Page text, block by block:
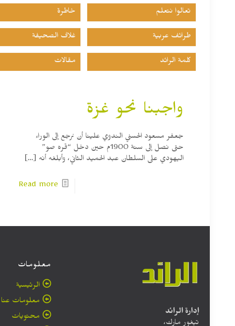
تعالوا نتعلم خاطرة
طرائف عربية غلاف الصحيفة
كلمة الرائد مقالات
واجبنا نحو غزة
جعفر مسعود الحسني الندوي علينا أن نرجع إلى الوراء
حتى نصل إلى سنة 1900م حين دخل “قره صو”
اليهودي على السلطان عبد الحميد الثاني، وأبلغه أنه […]
Read more
إدارة الرائد
تيغور مارك،
معلومات
الرئيسية
معلومات عنا
محتويات